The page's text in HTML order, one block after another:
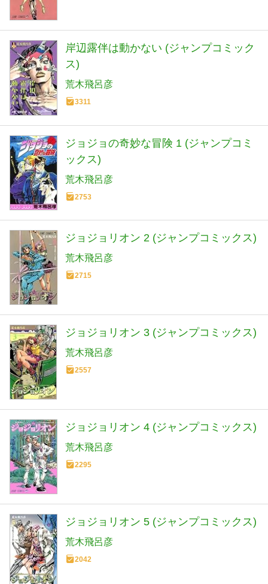
岸辺露伴は動かない (ジャンプコミック
ス)
荒木飛呂彦
3311
ジョジョの奇妙な冒険 1 (ジャンプコミ
ックス)
荒木飛呂彦
2753
ジョジョリオン 2 (ジャンプコミックス)
荒木飛呂彦
2715
ジョジョリオン 3 (ジャンプコミックス)
荒木飛呂彦
2557
ジョジョリオン 4 (ジャンプコミックス)
荒木飛呂彦
2295
ジョジョリオン 5 (ジャンプコミックス)
荒木飛呂彦
2042